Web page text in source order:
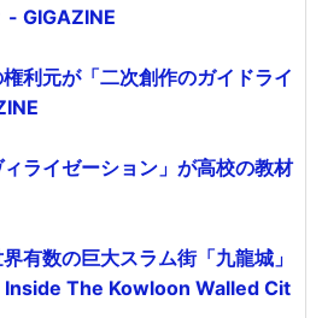
- GIGAZINE
権利元が「二次創作のガイドライ
ライゼーション」が高校の教材
有数の巨大スラム街「九龍城」
Inside The Kowloon Walled Cit